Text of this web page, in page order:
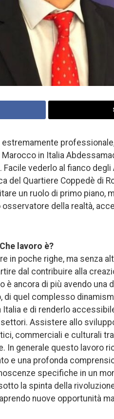
Marocco in Italia
Facile vederlo al fianco
del Quartiere Coppedè di
un ruolo di primo piano,
della realtà,
lavoro è?
in poche righe, ma senza
dal contribuire alla
ancora di più avendo una
di quel complesso
Italia e di renderlo
Assistere allo
commerciali e culturali
In generale questo lavoro
e una profonda
specifiche in un
la spinta della
nuove opportunità